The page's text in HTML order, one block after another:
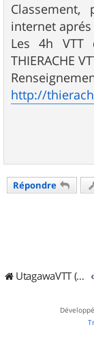
internet
Les 4h VTT
THIERACHE
http://
Répondre
UtagawaVTT (Randos VTT et VTTAE avec traces GPS)